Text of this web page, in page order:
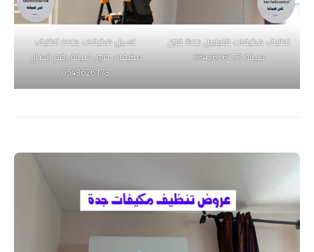
تنظيف مكيفات فلبينيين جدة فنى
صيانة 0543626173
غسيل مكيفات بجده تنظيف
مكيفات فنى صيانة رقم اتصال
0543626173